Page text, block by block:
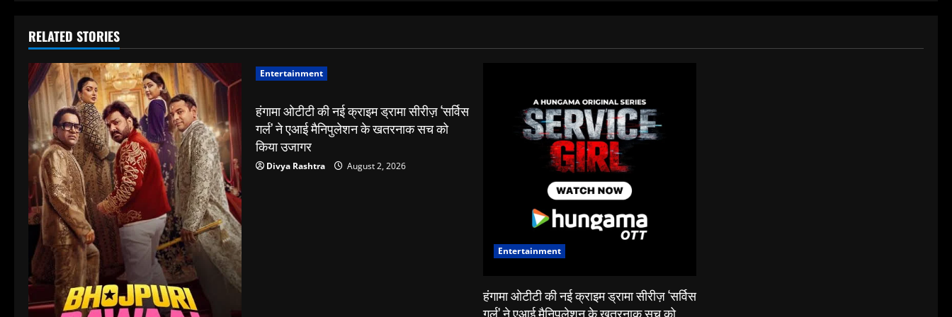
RELATED STORIES
Entertainment
हंगामा ओटीटी की नई क्राइम ड्रामा सीरीज़ ‘सर्विस
गर्ल’ ने एआई मैनिपुलेशन के खतरनाक सच को
किया उजागर
Divya Rashtra August 2, 2026
Entertainment
हंगामा ओटीटी की नई क्राइम ड्रामा सीरीज़ ‘सर्विस
गर्ल’ ने एआई मैनिपुलेशन के खतरनाक सच को